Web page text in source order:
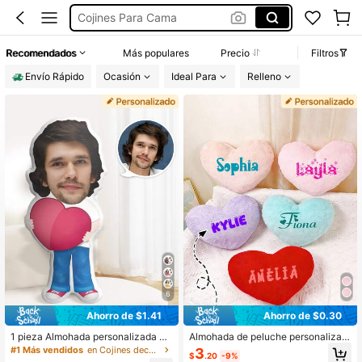
Cojin Personalizado
Recomendados Más populares Precio
Filtros
Envío Rápido
Ocasión Ideal Para Relleno
6
Ahorro de $1.41
1 pieza Almohada personalizada co
n rostro, Almohada con rostro perso
nalizado, Almohada 3D personaliza
#1 Más vendidos en Cojines decorativos personalizados
Ahorro de $0.30
Almohada de peluche personalizad
a con forma de corazón, cojín suav
e y esponjoso, almohada decorativ
$3.20 -9%